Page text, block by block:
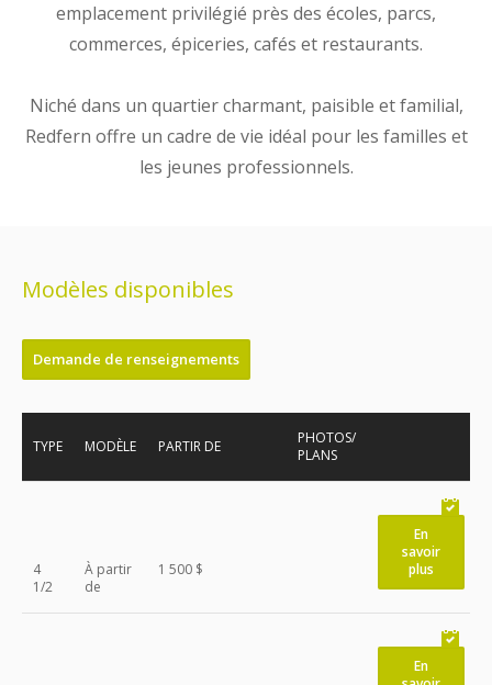
emplacement privilégié près des écoles, parcs,
commerces, épiceries, cafés et restaurants.
Niché dans un quartier charmant, paisible et familial,
Redfern offre un cadre de vie idéal pour les familles et
les jeunes professionnels.
Modèles disponibles
Demande de renseignements
TYPE MODÈLE PARTIR DE
PHOTOS/
PLANS
4
1/2
À partir
de
1 500 $
En
savoir
plus
En